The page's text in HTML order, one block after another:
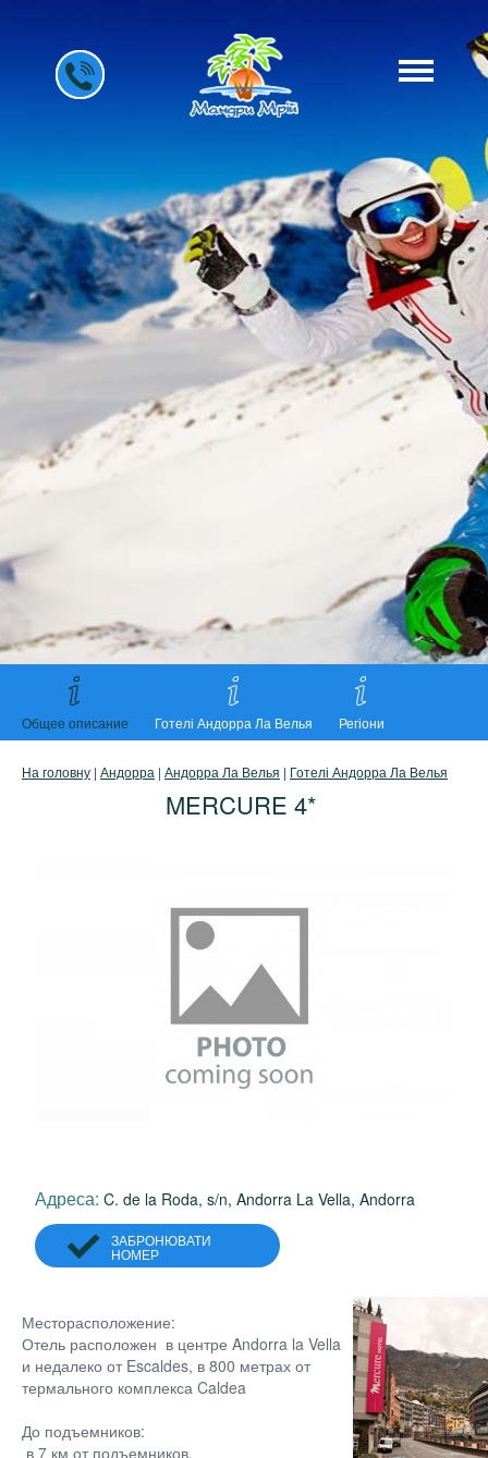
Общее описание Готелі Андорра Ла Велья Регіони
На головну | Андорра | Андорра Ла Велья | Готелі Андорра Ла Велья
MERCURE 4*
Адреса: C. de la Roda, s/n, Andorra La Vella, Andorra
ЗАБРОНЮВАТИ
НОМЕР
Месторасположение:
Отель расположен в центре Andorra la Vella
и недалеко от Escaldes, в 800 метрах от
термального комплекса Caldea
До подъемников:
в 7 км от подъемников.